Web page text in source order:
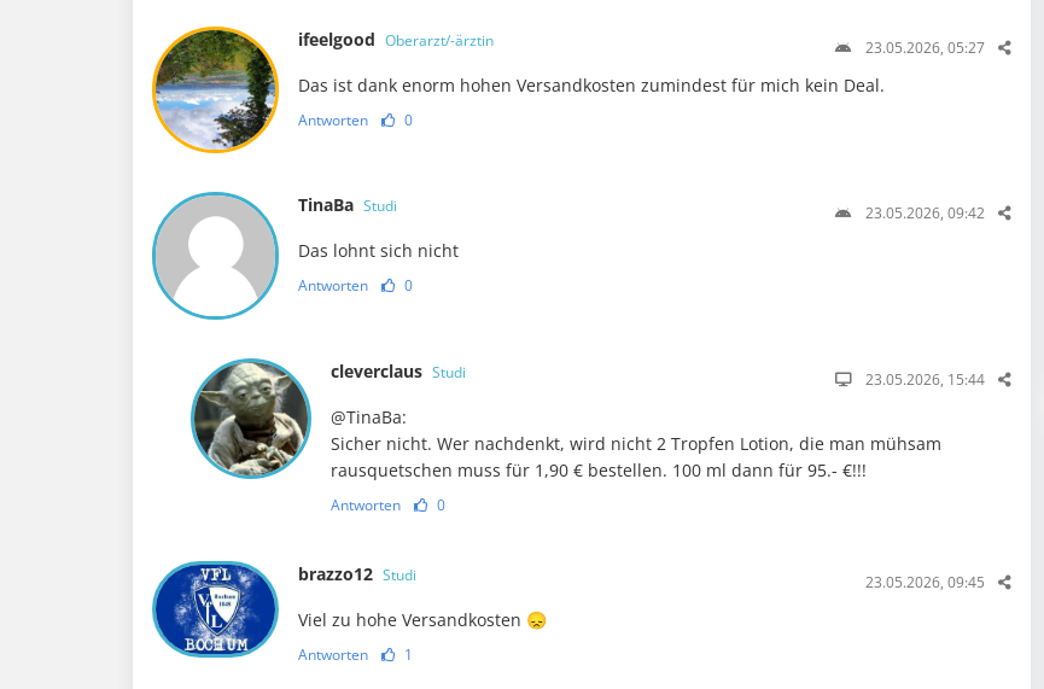
ifeelgood Oberarzt/-ärztin 23.05.2026, 05:27
Das ist dank enorm hohen Versandkosten zumindest für mich kein Deal.
Antworten 0
TinaBa Studi 23.05.2026, 09:42
Das lohnt sich nicht
Antworten 0
cleverclaus Studi 23.05.2026, 15:44
@TinaBa:
Sicher nicht. Wer nachdenkt, wird nicht 2 Tropfen Lotion, die man mühsam
rausquetschen muss für 1,90 € bestellen. 100 ml dann für 95.- €!!!
Antworten 0
brazzo12 Studi 23.05.2026, 09:45
Viel zu hohe Versandkosten 😞
Antworten 1